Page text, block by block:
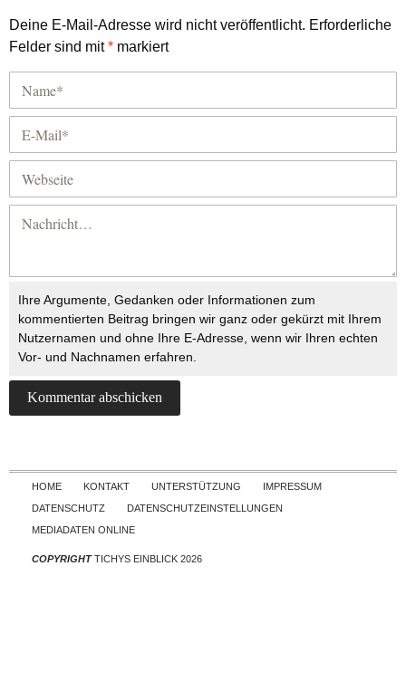
Deine E-Mail-Adresse wird nicht veröffentlicht. Erforderliche
Felder sind mit* markiert
Ihre Argumente, Gedanken oder Informationen zum
kommentierten Beitrag bringen wir ganz oder gekürzt mit Ihrem
Nutzernamen und ohne Ihre E-Adresse, wenn wir Ihren echten
Vor- und Nachnamen erfahren.
Skip to content
HOME KONTAKT UNTERSTÜTZUNG
IMPRESSUM
DATENSCHUTZ
DATENSCHUTZEINSTELLUNGEN
MEDIADATEN ONLINE
COPYRIGHTTICHYS EINBLICK 2026